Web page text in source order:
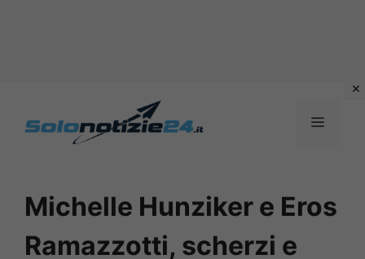
MENU
Michelle Hunziker e Eros
Ramazzotti, scherzi e